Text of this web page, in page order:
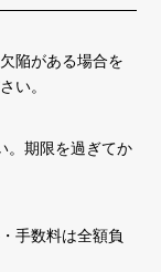
陥がある場合を
い。
。期限を過ぎてか
手数料は全額負